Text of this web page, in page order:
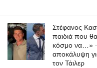
Στέφανος
παιδιά που
κόσμο να…» –
αποκάλυψη
τον Τάιλερ